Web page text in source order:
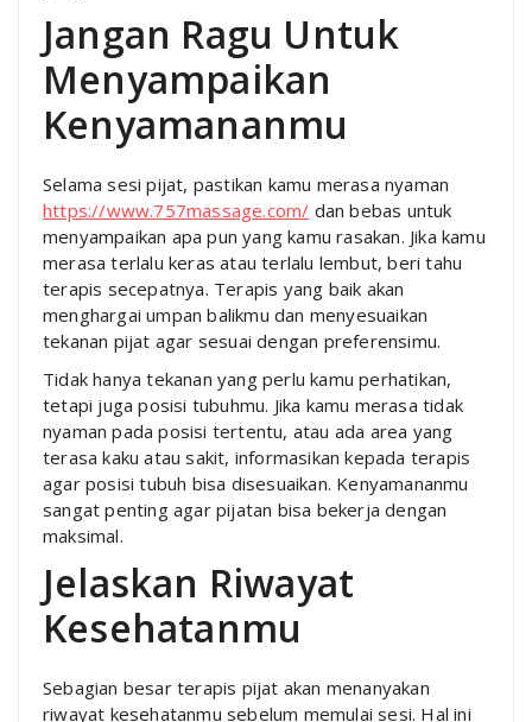
Jangan Ragu Untuk
Menyampaikan
Kenyamananmu
Selama sesi pijat, pastikan kamu merasa nyaman
https://www.757massage.com/ dan bebas untuk
menyampaikan apa pun yang kamu rasakan. Jika kamu
merasa terlalu keras atau terlalu lembut, beri tahu
terapis secepatnya. Terapis yang baik akan
menghargai umpan balikmu dan menyesuaikan
tekanan pijat agar sesuai dengan preferensimu.
Tidak hanya tekanan yang perlu kamu perhatikan,
tetapi juga posisi tubuhmu. Jika kamu merasa tidak
nyaman pada posisi tertentu, atau ada area yang
terasa kaku atau sakit, informasikan kepada terapis
agar posisi tubuh bisa disesuaikan. Kenyamananmu
sangat penting agar pijatan bisa bekerja dengan
maksimal.
Jelaskan Riwayat
Kesehatanmu
Sebagian besar terapis pijat akan menanyakan
riwayat kesehatanmu sebelum memulai sesi. Hal ini